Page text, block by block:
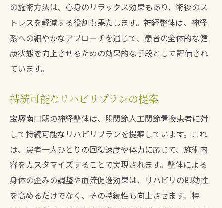
の施術方法は、心身のリラックス効果もあり、術後のス
トレスを軽減する役割も果たします。神経整体は、神経
系への細やかなアプローチを通じて、患者の全体的な健
康状態を向上させるための効果的な手段として評価され
ています。
持続可能なリハビリプランの提案
宝塚南口駅の神経整体は、股関節人工関節置換患者に対
して持続可能なリハビリプランを提案しています。これ
は、患者一人ひとりの回復速度や体力に応じて、施術内
容をカスタマイズすることで実現されます。整体による
身体の歪みの調整や血流促進効果は、リハビリの即効性
を高めるだけでなく、その持続性も向上させます。特